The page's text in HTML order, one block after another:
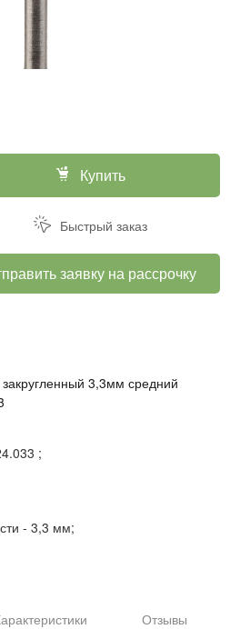
Купить
Быстрый заказ
заявку на рассрочку
3,3мм средний
;
- 3,3 мм;
Отзывы